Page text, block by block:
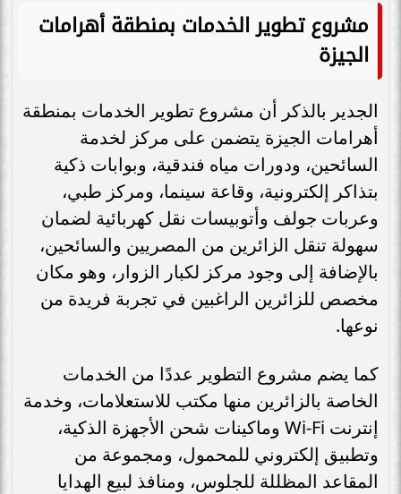
مشروع تطوير الخدمات بمنطقة أهرامات
الجيزة
الجدير بالذكر أن مشروع تطوير الخدمات بمنطقة
أهرامات الجيزة يتضمن على مركز لخدمة
السائحين، ودورات مياه فندقية، وبوابات ذكية
بتذاكر إلكترونية، وقاعة سينما، ومركز طبي،
وعربات جولف وأتوبيسات نقل كهربائية لضمان
سهولة تنقل الزائرين من المصريين والسائحين،
بالإضافة إلى وجود مركز لكبار الزوار، وهو مكان
مخصص للزائرين الراغبين في تجربة فريدة من
نوعها.
كما يضم مشروع التطوير عددًا من الخدمات
الخاصة بالزائرين منها مكتب للاستعلامات، وخدمة
إنترنت Wi-Fi وماكينات شحن الأجهزة الذكية،
وتطبيق إلكتروني للمحمول، ومجموعة من
المقاعد المظللة للجلوس، ومنافذ لبيع الهدايا